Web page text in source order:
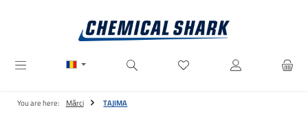
Aveți 0 articole din lista de
You are here: Mărci TAJIMA